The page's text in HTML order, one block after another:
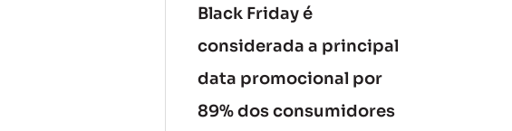
Black Friday é
considerada a principal
data promocional por
89% dos consumidores